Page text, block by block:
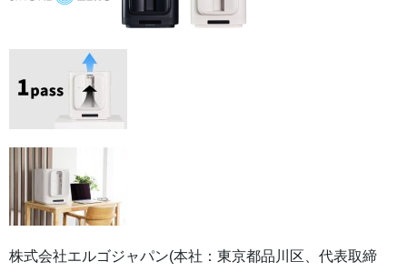
株式会社エルゴジャパン(本社：東京都品川区、代表取締